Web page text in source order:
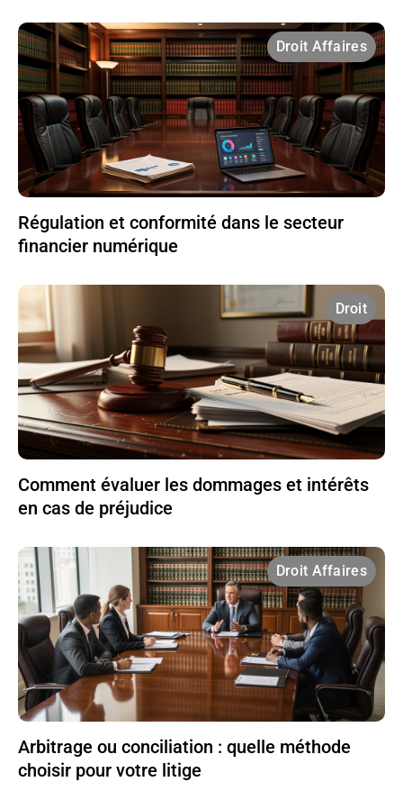
Droit Affaires
Régulation et conformité dans le secteur
financier numérique
Droit
Comment évaluer les dommages et intérêts
en cas de préjudice
Droit Affaires
Arbitrage ou conciliation : quelle méthode
choisir pour votre litige